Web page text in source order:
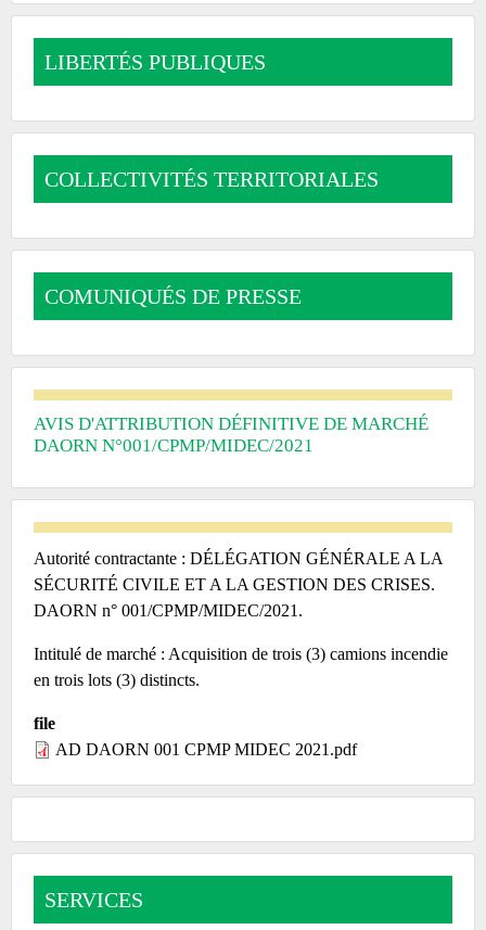
LIBERTÉS PUBLIQUES
COLLECTIVITÉS TERRITORIALES
COMUNIQUÉS DE PRESSE
AVIS D'ATTRIBUTION DÉFINITIVE DE MARCHÉ
DAORN N°001/CPMP/MIDEC/2021
Autorité contractante : DÉLÉGATION GÉNÉRALE A LA
SÉCURITÉ CIVILE ET A LA GESTION DES CRISES.
DAORN n° 001/CPMP/MIDEC/2021.
Intitulé de marché : Acquisition de trois (3) camions incendie
en trois lots (3) distincts.
file
AD DAORN 001 CPMP MIDEC 2021.pdf
SERVICES